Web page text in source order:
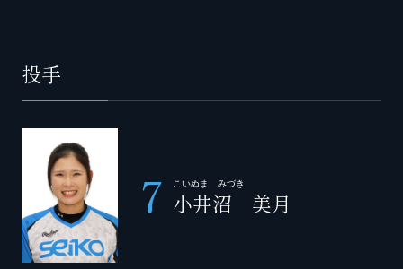
投手
7 こいぬま みづき
小井沼 美月